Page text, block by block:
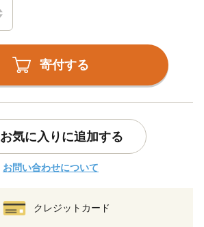
寄付する
お気に入りに追加する
お問い合わせについて
クレジットカード